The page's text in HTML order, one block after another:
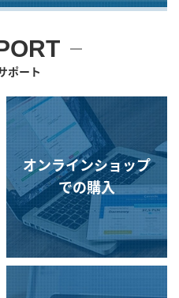
ポート
オンラインショップ
での購入